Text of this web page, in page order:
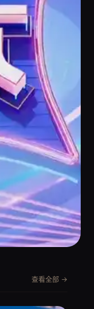
查看全部 →